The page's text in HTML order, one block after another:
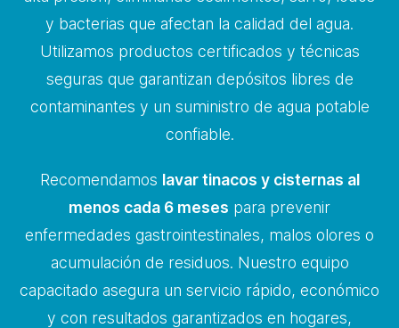
y bacterias que afectan la calidad del agua.
Utilizamos productos certificados y técnicas
seguras que garantizan depósitos libres de
contaminantes y un suministro de agua potable
confiable.
Recomendamos lavar tinacos y cisternas al
menos cada 6 meses para prevenir
enfermedades gastrointestinales, malos olores o
acumulación de residuos. Nuestro equipo
capacitado asegura un servicio rápido, económico
y con resultados garantizados en hogares,